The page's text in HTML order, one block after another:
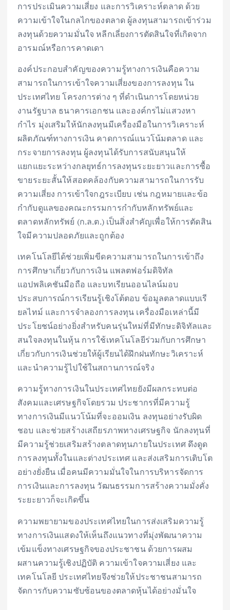
การประเมินความเสี่ยง และการวิเคราะห์ตลาด ด้วย
ความเข้าใจในกลไกของตลาด ผู้ลงทุนสามารถเข้าร่วม
ลงทุนด้วยความมั่นใจ หลีกเลี่ยงการตัดสินใจที่เกิดจาก
อารมณ์หรือการคาดเดา
องค์ประกอบสำคัญของความรู้ทางการเงินคือความ
สามารถในการเข้าใจความเสี่ยงของการลงทุน ใน
ประเทศไทย โครงการต่าง ๆ ที่ดำเนินการโดยหน่วย
งานรัฐบาล ธนาคารเอกชน และองค์กรไม่แสวงหา
กำไร มุ่งเสริมให้นักลงทุนมีเครื่องมือในการวิเคราะห์
ผลิตภัณฑ์ทางการเงิน คาดการณ์แนวโน้มตลาด และ
กระจายการลงทุน ผู้ลงทุนได้รับการสนับสนุนให้
แยกแยะระหว่างกลยุทธ์การลงทุนระยะยาวและการซื้อ
ขายระยะสั้นให้สอดคล้องกับความสามารถในการรับ
ความเสี่ยง การเข้าใจกฎระเบียบ เช่น กฎหมายและข้อ
กำกับดูแลของคณะกรรมการกำกับหลักทรัพย์และ
ตลาดหลักทรัพย์ (ก.ล.ต.) เป็นสิ่งสำคัญเพื่อให้การตัดสิน
ใจมีความปลอดภัยและถูกต้อง
เทคโนโลยีได้ช่วยเพิ่มขีดความสามารถในการเข้าถึง
การศึกษาเกี่ยวกับการเงิน แพลตฟอร์มดิจิทัล
แอปพลิเคชันมือถือ และบทเรียนออนไลน์มอบ
ประสบการณ์การเรียนรู้เชิงโต้ตอบ ข้อมูลตลาดแบบเรี
ยลไทม์ และการจำลองการลงทุน เครื่องมือเหล่านี้มี
ประโยชน์อย่างยิ่งสำหรับคนรุ่นใหม่ที่มีทักษะดิจิทัลและ
สนใจลงทุนในหุ้น การใช้เทคโนโลยีร่วมกับการศึกษา
เกี่ยวกับการเงินช่วยให้ผู้เรียนได้ฝึกฝนทักษะวิเคราะห์
และนำความรู้ไปใช้ในสถานการณ์จริง
ความรู้ทางการเงินในประเทศไทยยังมีผลกระทบต่อ
สังคมและเศรษฐกิจโดยรวม ประชากรที่มีความรู้
ทางการเงินมีแนวโน้มที่จะออมเงิน ลงทุนอย่างรับผิด
ชอบ และช่วยสร้างเสถียรภาพทางเศรษฐกิจ นักลงทุนที่
มีความรู้ช่วยเสริมสร้างตลาดทุนภายในประเทศ ดึงดูด
การลงทุนทั้งในและต่างประเทศ และส่งเสริมการเติบโต
อย่างยั่งยืน เมื่อคนมีความมั่นใจในการบริหารจัดการ
การเงินและการลงทุน วัฒนธรรมการสร้างความมั่งคั่ง
ระยะยาวก็จะเกิดขึ้น
ความพยายามของประเทศไทยในการส่งเสริมความรู้
ทางการเงินแสดงให้เห็นถึงแนวทางที่มุ่งพัฒนาความ
เข้มแข็งทางเศรษฐกิจของประชาชน ด้วยการผสม
ผสานความรู้เชิงปฏิบัติ ความเข้าใจความเสี่ยง และ
เทคโนโลยี ประเทศไทยจึงช่วยให้ประชาชนสามารถ
จัดการกับความซับซ้อนของตลาดหุ้นได้อย่างมั่นใจ